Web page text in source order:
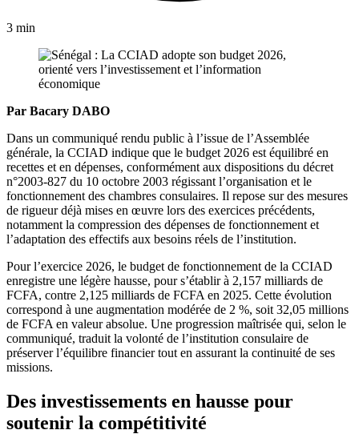
3 min
Par Bacary DABO
Dans un communiqué rendu public à l’issue de l’Assemblée
générale, la CCIAD indique que le budget 2026 est équilibré en
recettes et en dépenses, conformément aux dispositions du décret
n°2003-827 du 10 octobre 2003 régissant l’organisation et le
fonctionnement des chambres consulaires. Il repose sur des mesures
de rigueur déjà mises en œuvre lors des exercices précédents,
notamment la compression des dépenses de fonctionnement et
l’adaptation des effectifs aux besoins réels de l’institution.
Pour l’exercice 2026, le budget de fonctionnement de la CCIAD
enregistre une légère hausse, pour s’établir à 2,157 milliards de
FCFA, contre 2,125 milliards de FCFA en 2025. Cette évolution
correspond à une augmentation modérée de 2 %, soit 32,05 millions
de FCFA en valeur absolue. Une progression maîtrisée qui, selon le
communiqué, traduit la volonté de l’institution consulaire de
préserver l’équilibre financier tout en assurant la continuité de ses
missions.
Des investissements en hausse pour
soutenir la compétitivité